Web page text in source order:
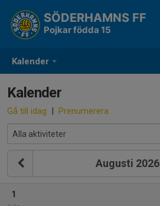
Kalender
SÖDERHAMNS FF
Pojkar födda 15
Kalender
Gå till idag | Prenumerera
Augusti 2026
1